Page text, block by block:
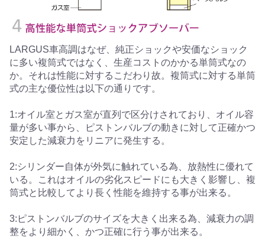
LARGUS車高調はなぜ、純正ショックや安価なショック
に多い複筒式ではなく、生産コストのかかる単筒式なの
か。それは性能に対するこだわり故。複筒式に対する単筒
式の主な優位性は以下の通りです。
1:オイル室とガス室が直列で区分けされており、オイル容
量が多い事から、ピストンバルブの動きに対して正確かつ
安定した減衰力をリニアに発生する。
2:シリンダー自体が外気に触れている為、放熱性に優れて
いる。これはオイルの劣化スピードにも大きく影響し、複
筒式と比較してより長く性能を維持する事が出来る。
3:ピストンバルブのサイズを大きく出来る為、減衰力の調
整をより細かく、かつ正確に行う事が出来る。